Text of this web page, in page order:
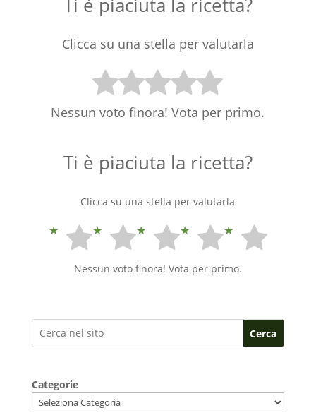
Clicca su una stella per valutarla
Nessun voto finora! Vota per primo.
Ti è piaciuta la ricetta?
Clicca su una stella per valutarla
Nessun voto finora! Vota per primo.
Cerca
Categorie